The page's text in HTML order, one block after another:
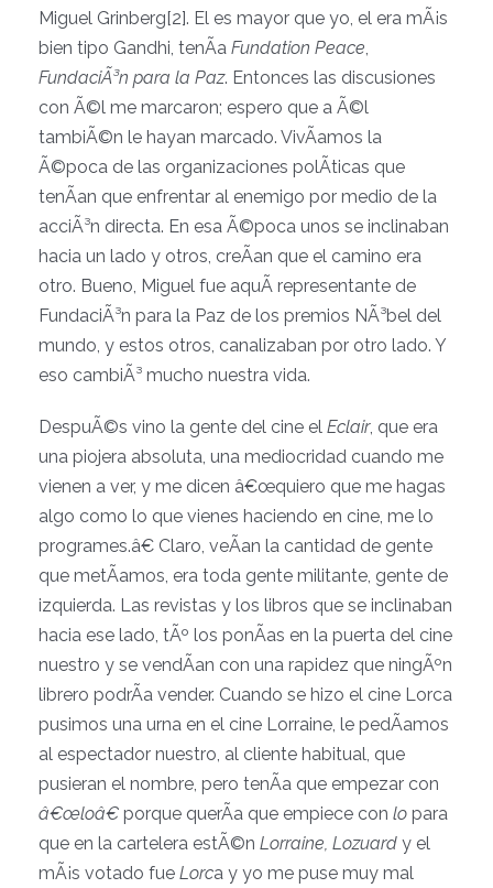
Miguel Grinberg[2]. El es mayor que yo, el era mÃ¡s
bien tipo Gandhi, tenÃ­a Fundation Peace,
FundaciÃ³n para la Paz. Entonces las discusiones
con Ã©l me marcaron; espero que a Ã©l
tambiÃ©n le hayan marcado. VivÃ­amos la
Ã©poca de las organizaciones polÃ­ticas que
tenÃ­an que enfrentar al enemigo por medio de la
acciÃ³n directa. En esa Ã©poca unos se inclinaban
hacia un lado y otros, creÃ­an que el camino era
otro. Bueno, Miguel fue aquÃ­ representante de
FundaciÃ³n para la Paz de los premios NÃ³bel del
mundo, y estos otros, canalizaban por otro lado. Y
eso cambiÃ³ mucho nuestra vida.
DespuÃ©s vino la gente del cine el Eclair, que era
una piojera absoluta, una mediocridad cuando me
vienen a ver, y me dicen â€œquiero que me hagas
algo como lo que vienes haciendo en cine, me lo
programes.â€ Claro, veÃ­an la cantidad de gente
que metÃ­amos, era toda gente militante, gente de
izquierda. Las revistas y los libros que se inclinaban
hacia ese lado, tÃº los ponÃ­as en la puerta del cine
nuestro y se vendÃ­an con una rapidez que ningÃºn
librero podrÃ­a vender. Cuando se hizo el cine Lorca
pusimos una urna en el cine Lorraine, le pedÃ­amos
al espectador nuestro, al cliente habitual, que
pusieran el nombre, pero tenÃ­a que empezar con
â€œloâ€ porque querÃ­a que empiece con lo para
que en la cartelera estÃ©n Lorraine, Lozuard y el
mÃ¡s votado fue Lorca y yo me puse muy mal